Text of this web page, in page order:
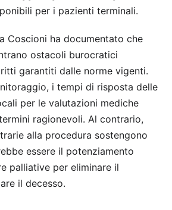
per i pazienti terminali.
Coscioni ha documentato che
ostacoli burocratici
garantiti dalle norme vigenti.
i tempi di risposta delle
per le valutazioni mediche
ragionevoli. Al contrario,
alla procedura sostengono
essere il potenziamento
palliative per eliminare il
il decesso.